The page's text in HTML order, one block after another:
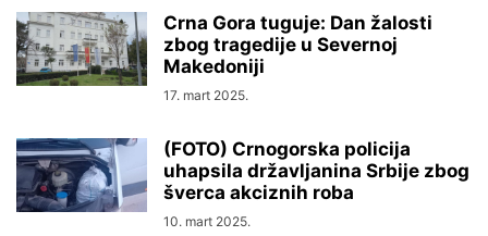
Crna Gora tuguje: Dan žalosti
zbog tragedije u Severnoj
Makedoniji
17. mart 2025.
(FOTO) Crnogorska policija
uhapsila državljanina Srbije zbog
šverca akciznih roba
10. mart 2025.